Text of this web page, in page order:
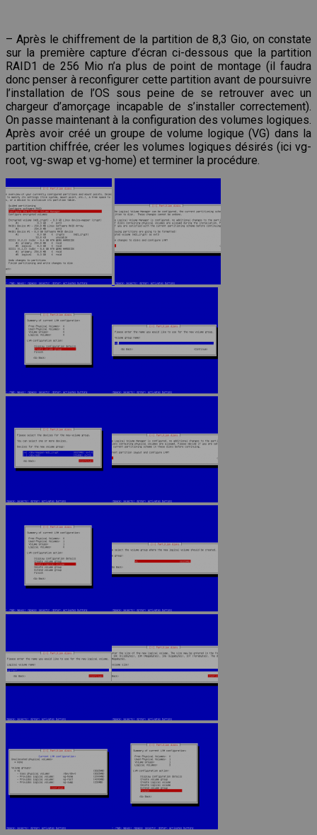
– Après le chiffrement de la partition de 8,3 Gio, on constate
sur la première capture d’écran ci-dessous que la partition
RAID1 de 256 Mio n’a plus de point de montage (il faudra
donc penser à reconfigurer cette partition avant de poursuivre
l’installation de l’OS sous peine de se retrouver avec un
chargeur d’amorçage incapable de s’installer correctement).
On passe maintenant à la configuration des volumes logiques.
Après avoir créé un groupe de volume logique (VG) dans la
partition chiffrée, créer les volumes logiques désirés (ici vg-
root, vg-swap et vg-home) et terminer la procédure.